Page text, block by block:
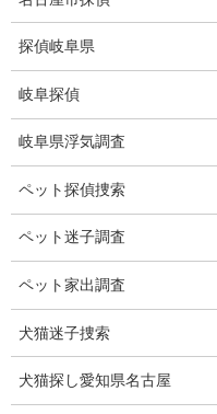
に
動
ョ
に
動
HOME ブログ
2021-03-29
ブログ
重なった猫
親子なのか友達なのか分か
探偵岐阜県
岐阜探偵
岐阜県浮気調査
ペット探偵捜索
ペット迷子調査
ペット家出調査
犬猫迷子捜索
犬猫探し愛知県名古屋